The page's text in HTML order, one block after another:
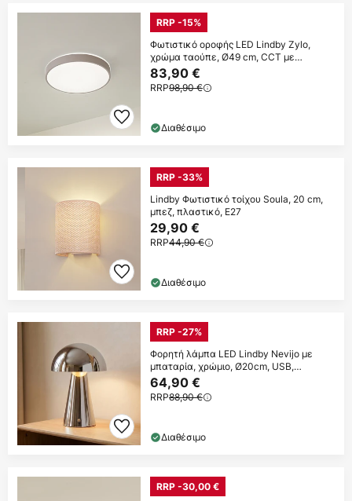
RRP -15%
Φωτιστικό οροφής LED Lindby Zylo,
χρώμα ταούπε, Ø49 cm, CCT με
δυνατότητα
83,90 €
RRP98,90 €
Διαθέσιμο
RRP -33%
Lindby Φωτιστικό τοίχου Soula, 20 cm,
μπεζ, πλαστικό, E27
29,90 €
RRP44,90 €
Διαθέσιμο
RRP -27%
Φορητή λάμπα LED Lindby Nevijo με
μπαταρία, χρώμιο, Ø20cm, USB,
ρυθμιστής
64,90 €
RRP88,90 €
Διαθέσιμο
RRP -30,00 €